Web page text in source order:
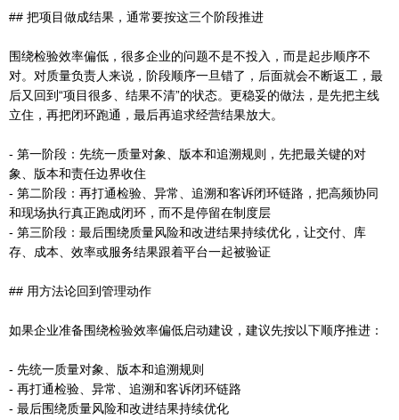
## 把项目做成结果，通常要按这三个阶段推进
围绕检验效率偏低，很多企业的问题不是不投入，而是起步顺序不
对。对质量负责人来说，阶段顺序一旦错了，后面就会不断返工，最
后又回到“项目很多、结果不清”的状态。更稳妥的做法，是先把主线
立住，再把闭环跑通，最后再追求经营结果放大。
- 第一阶段：先统一质量对象、版本和追溯规则，先把最关键的对
象、版本和责任边界收住
- 第二阶段：再打通检验、异常、追溯和客诉闭环链路，把高频协同
和现场执行真正跑成闭环，而不是停留在制度层
- 第三阶段：最后围绕质量风险和改进结果持续优化，让交付、库
存、成本、效率或服务结果跟着平台一起被验证
## 用方法论回到管理动作
如果企业准备围绕检验效率偏低启动建设，建议先按以下顺序推进：
- 先统一质量对象、版本和追溯规则
- 再打通检验、异常、追溯和客诉闭环链路
- 最后围绕质量风险和改进结果持续优化